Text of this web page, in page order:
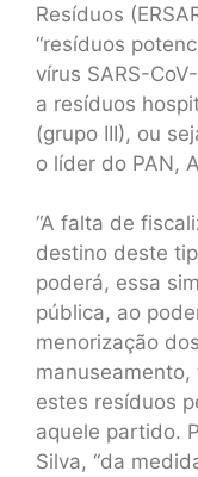
Resíduos
“resíduos
vírus SARS-
a resíduos
(grupo III), ou
o líder do PAN,
“A falta de
destino deste
poderá, essa
pública, ao
menorização
estes resíduos
aquele partido.
Silva, “da